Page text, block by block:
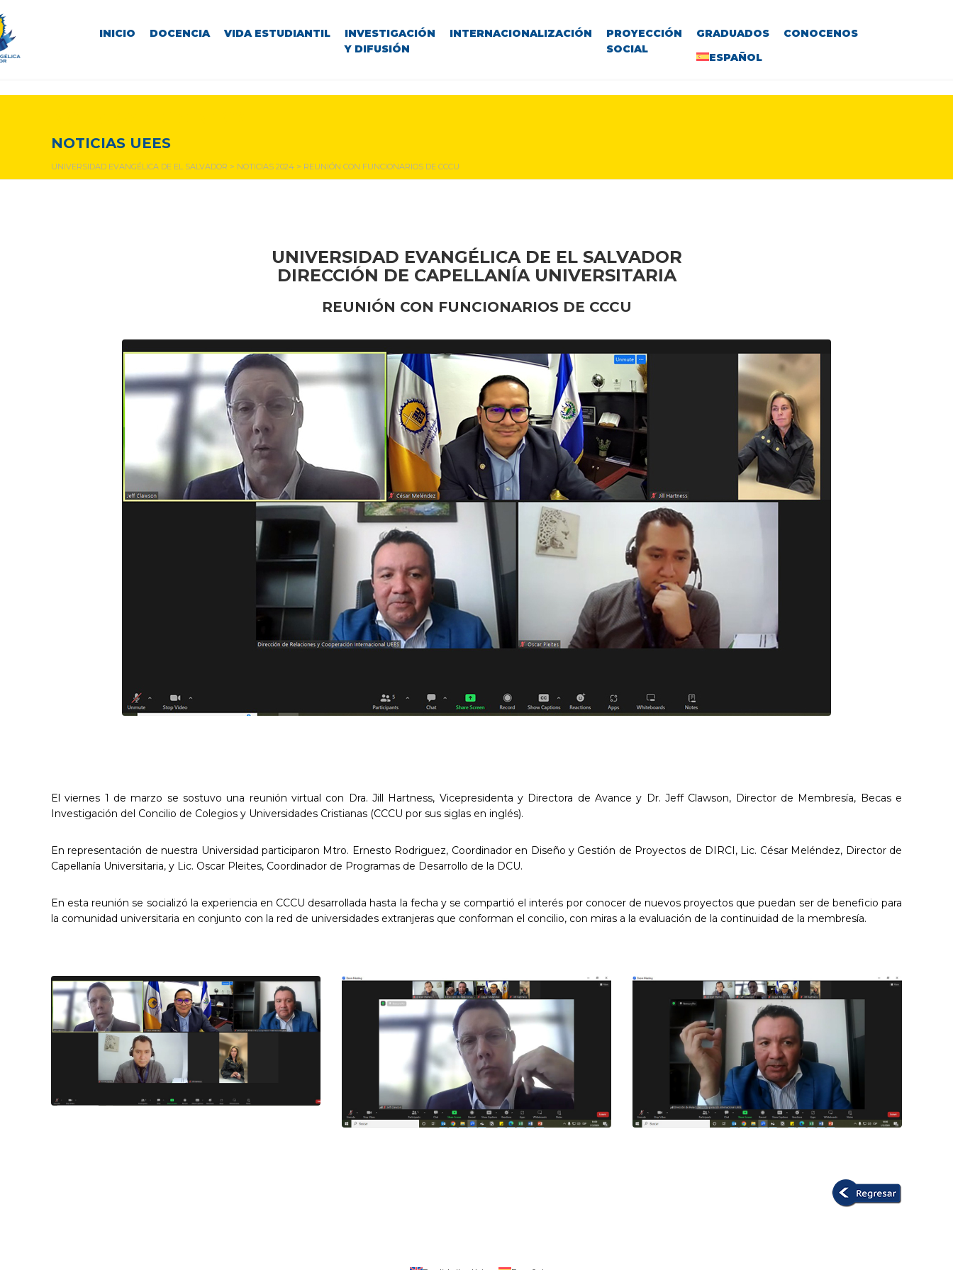
INICIO DOCENCIA VIDA ESTUDIANTIL
INVESTIGACIÓN
Y DIFUSIÓN
INTERNACIONALIZACIÓN
PROYECCIÓN
SOCIAL
GRADUADOS
CONOCENOS
ESPAÑOL
NOTICIAS UEES
UNIVERSIDAD EVANGÉLICA DE EL SALVADOR > NOTICIAS 2024 > REUNIÓN CON FUNCIONARIOS DE CCCU
UNIVERSIDAD EVANGÉLICA DE EL SALVADOR
DIRECCIÓN DE CAPELLANÍA UNIVERSITARIA
REUNIÓN CON FUNCIONARIOS DE CCCU
El viernes 1 de marzo se sostuvo una reunión virtual con Dra. Jill Hartness, Vicepresidenta y Directora de Avance y Dr. Jeff Clawson, Director de Membresía, Becas e
Investigación del Concilio de Colegios y Universidades Cristianas (CCCU por sus siglas en inglés).
En representación de nuestra Universidad participaron Mtro. Ernesto Rodriguez, Coordinador en Diseño y Gestión de Proyectos de DIRCI, Lic. César Meléndez, Director de
Capellanía Universitaria, y Lic. Oscar Pleites, Coordinador de Programas de Desarrollo de la DCU.
En esta reunión se socializó la experiencia en CCCU desarrollada hasta la fecha y se compartió el interés por conocer de nuevos proyectos que puedan ser de beneficio para
la comunidad universitaria en conjunto con la red de universidades extranjeras que conforman el concilio, con miras a la evaluación de la continuidad de la membresía.